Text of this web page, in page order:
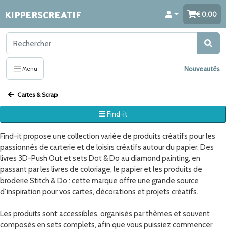
KIPPERSCREATIF 0,00
Menu Nouveautés
Cartes & Scrap
Find-it
Find-it propose une collection variée de produits créatifs pour les
passionnés de carterie et de loisirs créatifs autour du papier. Des
livres 3D-Push Out et sets Dot & Do au diamond painting, en
passant par les livres de coloriage, le papier et les produits de
broderie Stitch & Do : cette marque offre une grande source
d’inspiration pour vos cartes, décorations et projets créatifs.
Les produits sont accessibles, organisés par thèmes et souvent
composés en sets complets, afin que vous puissiez commencer